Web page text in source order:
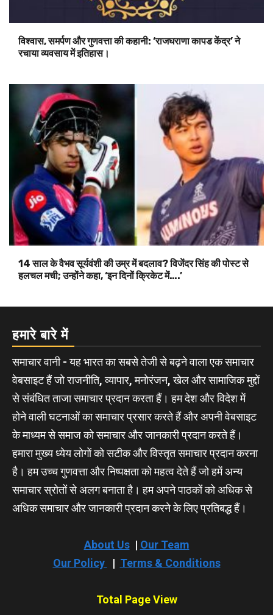
विश्वास, समर्पण और गुणवत्ता की कहानी: ‘राजघराणा कापड केंद्र’ ने
रचाया व्यवसाय में इतिहास।
14 साल के वैभव सूर्यवंशी की उम्र में बदलाव? विजेंदर सिंह की पोस्ट से
हलचल मची; उन्होंने कहा, ‘इन दिनों क्रिकेट में….’
हमारे बारे में
समाचार वानी - यह भारत का सबसे तेजी से बढ़ने वाला एक समाचार
वेबसाइट हैं जो राजनीति, व्यापार, मनोरंजन, खेल और सामाजिक मुद्दों
से संबंधित ताजा समाचार प्रदान करता हैं। हम देश और विदेश में
होने वाली घटनाओं का समाचार प्रसार करते हैं और अपनी वेबसाइट
के माध्यम से समाज को समाचार और जानकारी प्रदान करते हैं।
हमारा मुख्य ध्येय लोगों को सटीक और विस्तृत समाचार प्रदान करना
है। हम उच्च गुणवत्ता और निष्पक्षता को महत्व देते हैं जो हमें अन्य
समाचार स्रोतों से अलग बनाता है। हम अपने पाठकों को अधिक से
अधिक समाचार और जानकारी प्रदान करने के लिए प्रतिबद्ध हैं।
About Us| Our Team
Our Policy
| Terms & Conditions
Total Page View